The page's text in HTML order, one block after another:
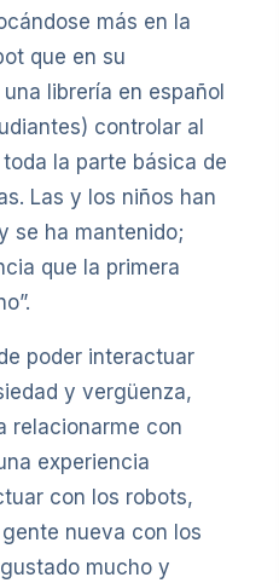
más en la
que en su
librería en español
controlar al
la parte básica de
Las y los niños han
se ha mantenido;
que la primera
poder interactuar
y vergüenza,
relacionarme con
experiencia
con los robots,
nueva con los
mucho y